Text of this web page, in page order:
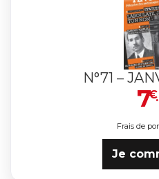
N°71 –
7€
Frais de
Je